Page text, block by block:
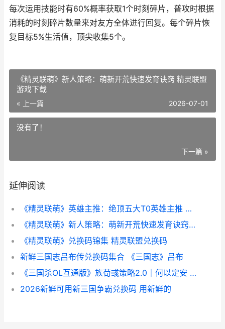
每次运用技能时有60%概率获取1个时刻碎片，普攻时根据
消耗的时刻碎片数量来对友方全体进行回复。每个碎片恢
复目标5%生活值，顶尖收集5个。
《精灵联萌》新人策略：萌新开荒快速发育诀窍 精灵联盟
游戏下载
« 上一篇 2026-07-01
没有了！
下一篇 »
延伸阅读
《精灵联萌》英雄主推：绝顶五大T0英雄主推 精灵ai联盟官网
《精灵联萌》新人策略：萌新开荒快速发育诀窍 精灵联盟游戏下载
《精灵联萌》兑换码锦集 精灵联盟兑换码
新鲜三国志吕布传兑换码集合 《三国志》吕布
《三国杀OL互通版》族荀彧策略2.0｜何以定安 三国杀ol互通版界马超第5关
2026新鲜可用新三国争霸兑换码 用新鲜的